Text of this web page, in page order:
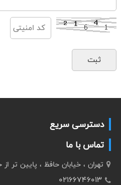
دسترسی سریع
تماس با ما
تهران ، خیابان حافظ ، پایین تر از
02166746013